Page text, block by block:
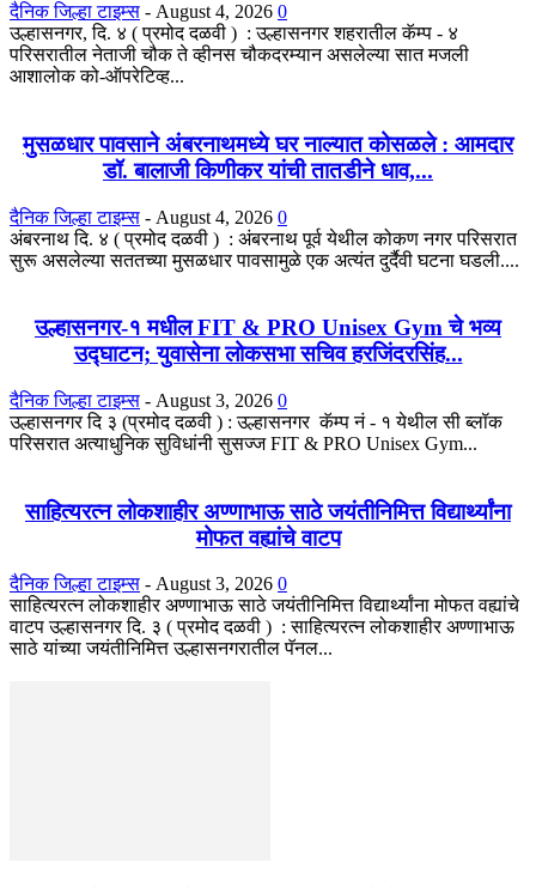
दैनिक जिल्हा टाइम्स - August 4, 2026 0
उल्हासनगर, दि. ४ ( प्रमोद दळवी ) : उल्हासनगर शहरातील कॅम्प - ४
परिसरातील नेताजी चौक ते व्हीनस चौकदरम्यान असलेल्या सात मजली
आशालोक को-ऑपरेटिव्ह...
मुसळधार पावसाने अंबरनाथमध्ये घर नाल्यात कोसळले : आमदार
डॉ. बालाजी किणीकर यांची तातडीने धाव,...
दैनिक जिल्हा टाइम्स - August 4, 2026 0
अंबरनाथ दि. ४ ( प्रमोद दळवी ) : अंबरनाथ पूर्व येथील कोकण नगर परिसरात
सुरू असलेल्या सततच्या मुसळधार पावसामुळे एक अत्यंत दुर्दैवी घटना घडली....
उल्हासनगर-१ मधील FIT & PRO Unisex Gym चे भव्य
उद्घाटन; युवासेना लोकसभा सचिव हरजिंदरसिंह...
दैनिक जिल्हा टाइम्स - August 3, 2026 0
उल्हासनगर दि ३ (प्रमोद दळवी ) : उल्हासनगर कॅम्प नं - १ येथील सी ब्लॉक
परिसरात अत्याधुनिक सुविधांनी सुसज्ज FIT & PRO Unisex Gym...
साहित्यरत्न लोकशाहीर अण्णाभाऊ साठे जयंतीनिमित्त विद्यार्थ्यांना
मोफत वह्यांचे वाटप
दैनिक जिल्हा टाइम्स - August 3, 2026 0
साहित्यरत्न लोकशाहीर अण्णाभाऊ साठे जयंतीनिमित्त विद्यार्थ्यांना मोफत वह्यांचे
वाटप उल्हासनगर दि. ३ ( प्रमोद दळवी ) : साहित्यरत्न लोकशाहीर अण्णाभाऊ
साठे यांच्या जयंतीनिमित्त उल्हासनगरातील पॅनल...